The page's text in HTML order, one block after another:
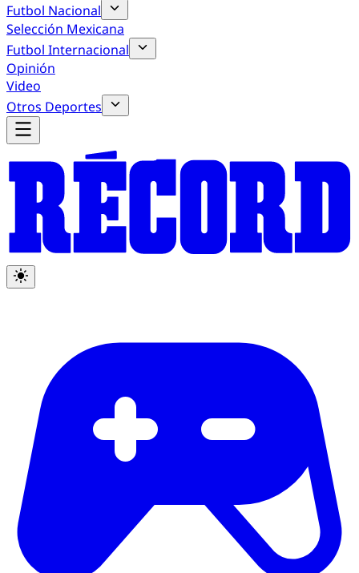
Futbol Nacional
Selección Mexicana
Futbol Internacional
Opinión
Video
Otros Deportes